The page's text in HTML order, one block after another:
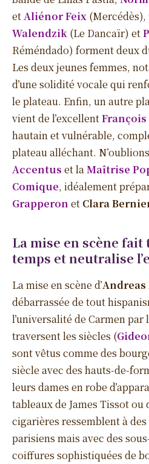
etAliénor Feix (Mercédès),
Walendzik (Le Dancaïr) et
Réméndado) forment deux
Les deux jeunes femmes,
d’une solidité vocale qui
le plateau. Enfin, un autre
vient de l’excellentFrançois
hautain et vulnérable,
plateau alléchant.
Accentus et laMaîtrise
Comique, idéalement
Grapperon et Clara
La mise en scène
temps et neutralise
La mise en scène d’
débarrassée de tout
l’universalité de Carmen par
traversent les siècles (
sont vêtus comme des
siècle avec des hauts-de-
leurs dames en robe
tableaux de James Tissot ou
cigarières ressemblent à
parisiens mais avec des
coiffures sophistiquées de